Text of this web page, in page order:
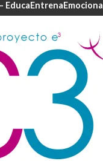
EducaEntrenaEmociona